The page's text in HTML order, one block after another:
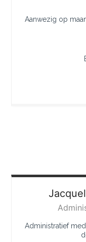
Aanwezig op
Administratief